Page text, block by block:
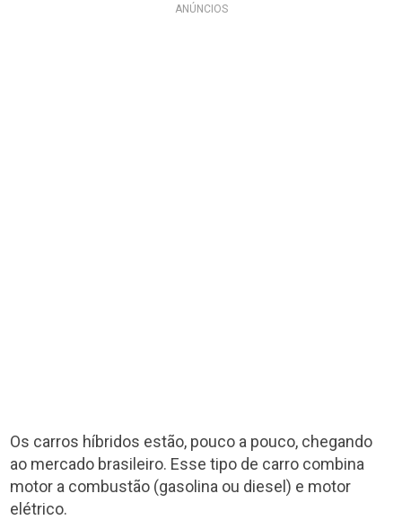
ANÚNCIOS
Os carros híbridos estão, pouco a pouco, chegando
ao mercado brasileiro. Esse tipo de carro combina
motor a combustão (gasolina ou diesel) e motor
elétrico.